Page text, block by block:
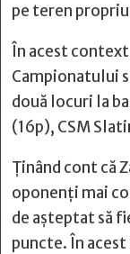
pe teren propriu
În acest
Campionatului
două locuri la
(16p), CSM
Ținând cont că
oponenți mai
de așteptat să
puncte. În